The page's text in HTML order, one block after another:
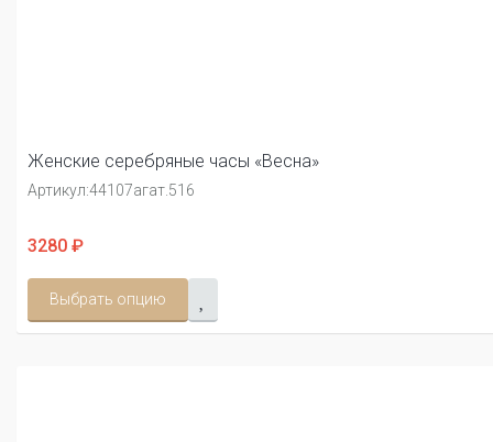
Женские серебряные часы «Весна»
Артикул:44107агат.516
3280 ₽
Выбрать опцию